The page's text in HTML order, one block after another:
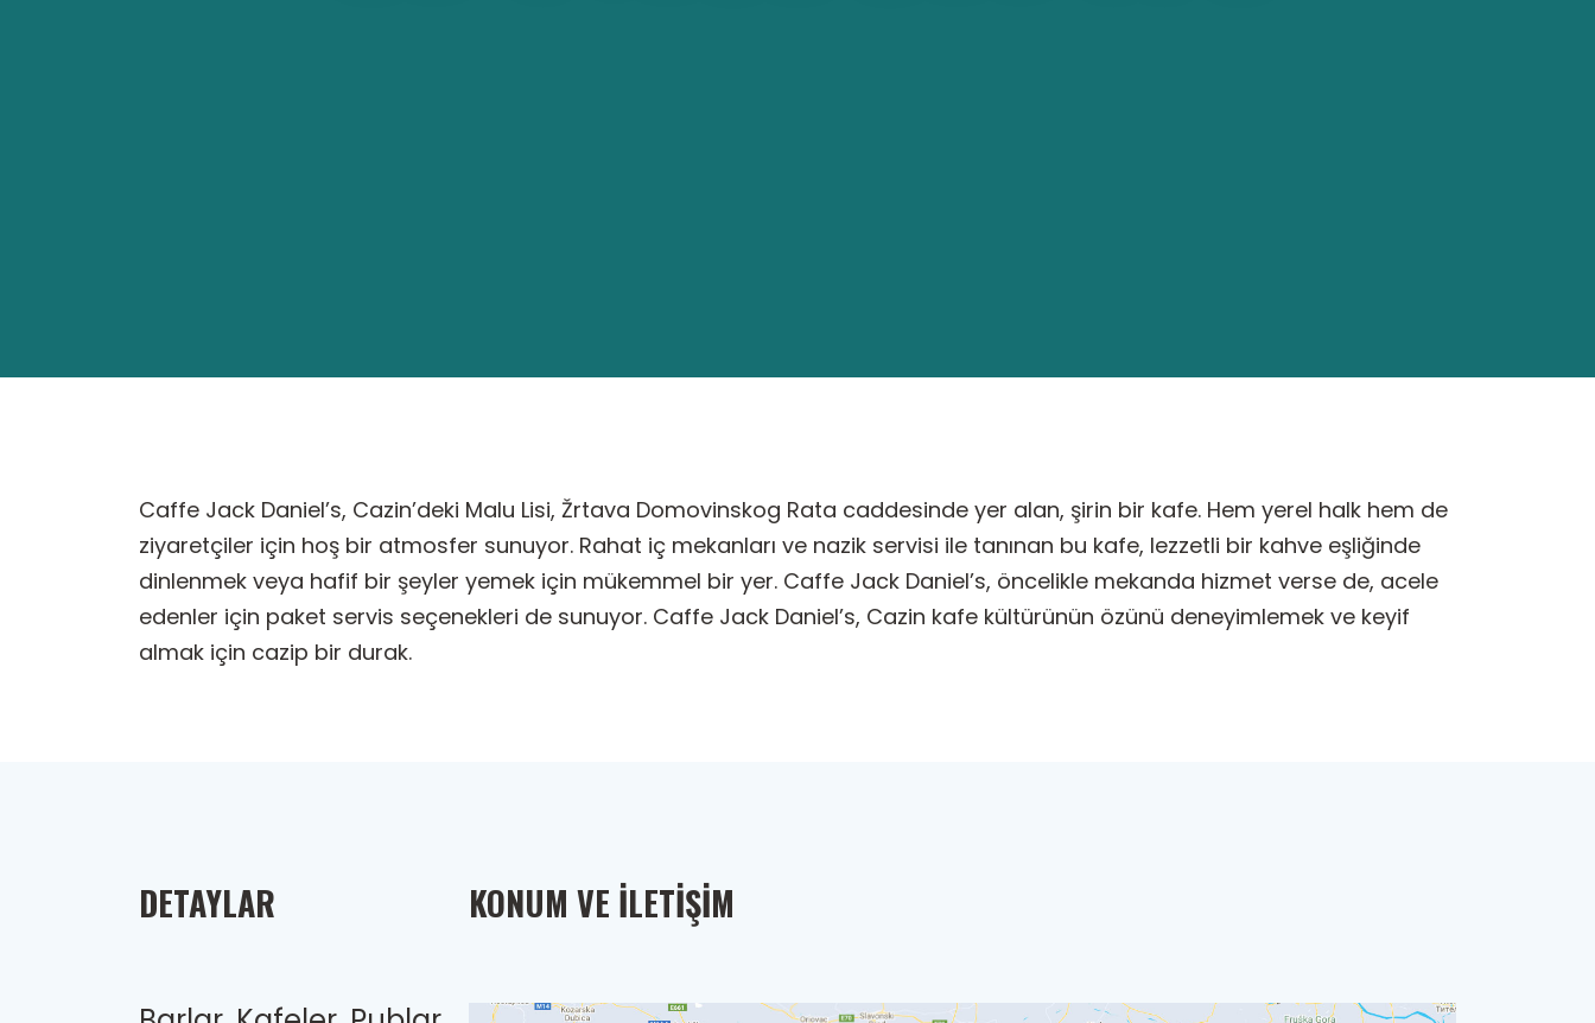
Caffe Jack Daniel’s, Cazin’deki Malu Lisi, Žrtava Domovinskog Rata caddesinde yer alan, şirin bir kafe. Hem yerel halk hem de
ziyaretçiler için hoş bir atmosfer sunuyor. Rahat iç mekanları ve nazik servisi ile tanınan bu kafe, lezzetli bir kahve eşliğinde
dinlenmek veya hafif bir şeyler yemek için mükemmel bir yer. Caffe Jack Daniel’s, öncelikle mekanda hizmet verse de, acele
edenler için paket servis seçenekleri de sunuyor. Caffe Jack Daniel’s, Cazin kafe kültürünün özünü deneyimlemek ve keyif
almak için cazip bir durak.
DETAYLAR KONUM VE İLETIŞIM